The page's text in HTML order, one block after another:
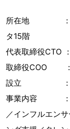
所在地 ：東京
タ15階
代表取締役CTO
取締役COO ：
設立 ：
事業内容 ：自
／インフルエン